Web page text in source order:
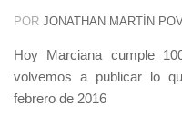
POR JONATHAN MARTÍN
Hoy Marciana cumple
volvemos a publicar lo
febrero de 2016